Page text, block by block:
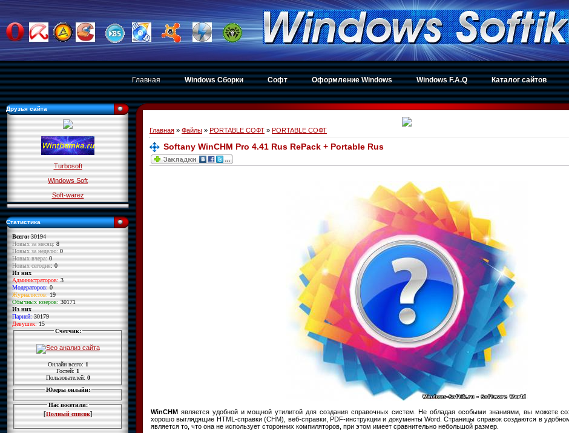
Главная Windows Сборки Софт Оформление Windows Windows F.A.Q Каталог сайтов
Друзья сайта
Turbosoft
Windows Soft
Soft-warez
Статистика
Всего:30194
Новых за месяц:8
Новых за неделю:0
Новых вчера:0
Новых сегодня: 0
Из них
Администраторов:3
Модераторов:0
Журналистов:19
Обычных юзеров:30171
Из них
Парней:30179
Девушек:15
Счетчик:
Онлайн всего:1
Гостей:1
Пользователей:0
Юзеры онлайн:
Нас посетили:
[Полный список]
Главная » Файлы » PORTABLE СОФТ » PORTABLE СОФТ
Softany WinCHM Pro 4.41 Rus RePack + Portable Rus
WinCHM является удобной и мощной утилитой для создания справочных систем. Не обладая особыми знаниями, вы можете
хорошо выглядящие HTML-справки (CHM), веб-справки, PDF-инструкции и документы Word. Страницы справок создаются в
является то, что она не использует сторонних компиляторов, при этом имеет сравнительно небольшой размер.